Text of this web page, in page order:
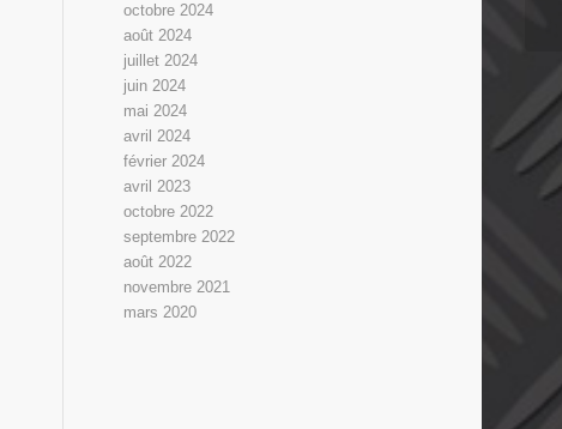
octobre 2024
août 2024
juillet 2024
juin 2024
mai 2024
avril 2024
février 2024
avril 2023
octobre 2022
septembre 2022
août 2022
novembre 2021
mars 2020